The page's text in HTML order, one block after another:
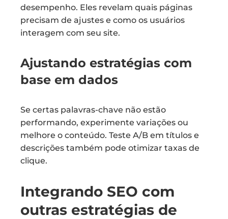
desempenho. Eles revelam quais páginas
precisam de ajustes e como os usuários
interagem com seu site.
Ajustando estratégias com
base em dados
Se certas palavras-chave não estão
performando, experimente variações ou
melhore o conteúdo. Teste A/B em títulos e
descrições também pode otimizar taxas de
clique.
Integrando SEO com
outras estratégias de